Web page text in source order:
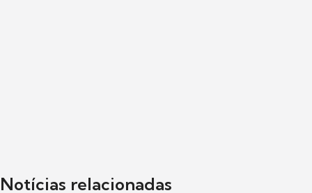
Notícias relacionadas